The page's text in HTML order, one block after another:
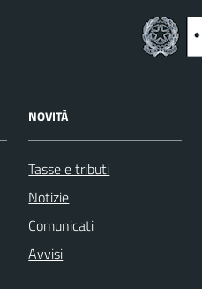
NOVITÀ
Tasse e tributi
Notizie
Comunicati
Avvisi